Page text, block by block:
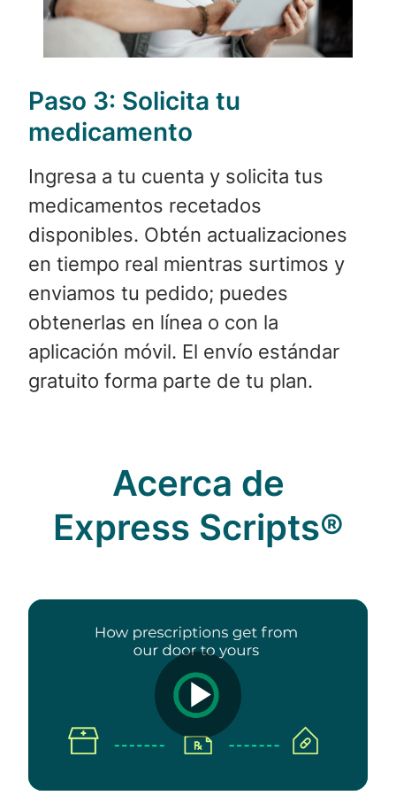
Paso 3: Solicita tu
medicamento
Ingresa a tu cuenta y solicita tus
medicamentos recetados
disponibles. Obtén actualizaciones
en tiempo real mientras surtimos y
enviamos tu pedido; puedes
obtenerlas en línea o con la
aplicación móvil. El envío estándar
gratuito forma parte de tu plan.
Acerca de
Express Scripts®
Play